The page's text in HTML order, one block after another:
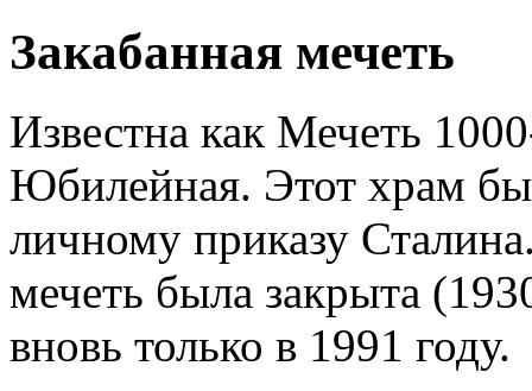
Закабанная мечеть
Известна как Мечеть
Юбилейная. Этот храм
личному приказу
мечеть была закрыта
вновь только в 1991 году.